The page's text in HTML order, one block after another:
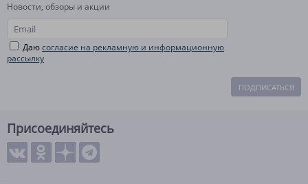
Новости, обзоры и акции
Даюсогласие на рекламную и информационную
рассылку
ПОДПИСАТЬСЯ
Присоединяйтесь